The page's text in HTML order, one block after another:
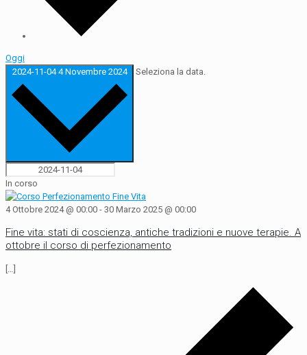
Oggi
2024-11-044 Novembre 2024 Seleziona la data.
In corso
4 Ottobre 2024 @ 00:00 - 30 Marzo 2025 @ 00:00
Fine vita: stati di coscienza, antiche tradizioni e nuove terapie. A
ottobre il corso di perfezionamento
[…]